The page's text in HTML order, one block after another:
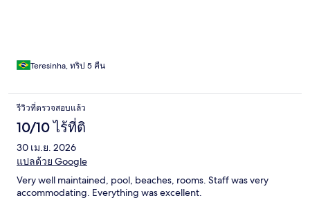
Teresinha, ทริป 5 คืน
รีวิวที่ตรวจสอบแล้ว
10/10 ไร้ที่ติ
30 เม.ย. 2026
แปลด้วย Google
Very well maintained, pool, beaches, rooms. Staff was very
accommodating. Everything was excellent.